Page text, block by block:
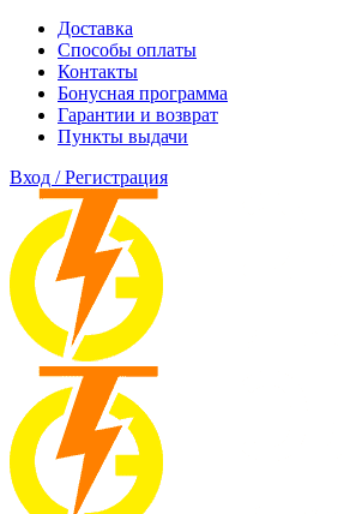
Доставка
Способы оплаты
Контакты
Бонусная программа
Гарантии и возврат
Пункты выдачи
Вход / Регистрация